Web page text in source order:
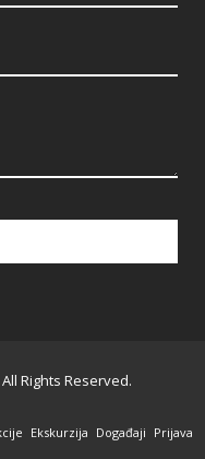
Rights Reserved.
Ekskurzija Događaji Prijava